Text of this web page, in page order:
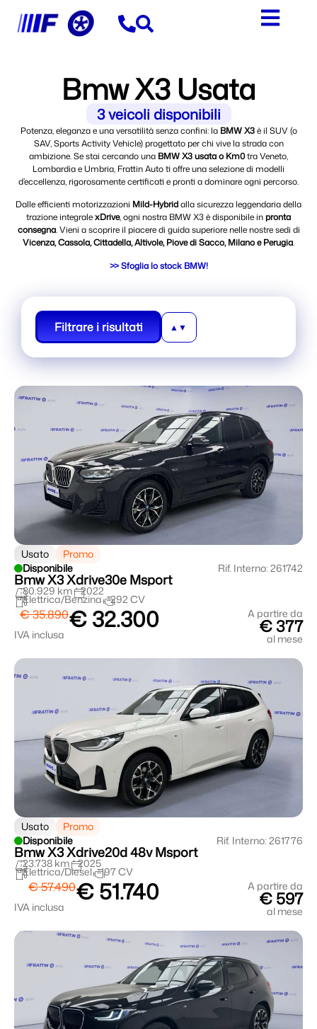
Bmw X3 Usata
3veicoli disponibili
Potenza, eleganza e una versatilità senza confini: la BMW X3è il SUV (o
SAV, Sports Activity Vehicle) progettato per chi vive la strada con
ambizione. Se stai cercando una BMW X3 usata o Km0tra Veneto,
Lombardia e Umbria, Frattin Auto ti offre una selezione di modelli
d’eccellenza, rigorosamente certificati e pronti a dominare ogni percorso.
Dalle efficienti motorizzazioni Mild-Hybridalla sicurezza leggendaria della
trazione integralexDrive, ogni nostra BMW X3 è disponibile inpronta
consegna. Vieni a scoprire il piacere di guida superiore nelle nostre sedi di
Vicenza, Cassola, Cittadella, Altivole, Piove di Sacco, Milano e Perugia.
>> Sfoglia lo stock BMW!
Filtrare i risultati
Usato
Promo
Disponibile
Rif. Interno: 261742
Bmw X3 Xdrive30e Msport
80.929 km 2022
Elettrica/Benzina 292 CV
€ 32.300
€ 35.890
IVA inclusa
A partire da
€ 377
al mese
Usato
Promo
Disponibile
Rif. Interno: 261776
Bmw X3 Xdrive20d 48v Msport
23.738 km 2025
Elettrica/Diesel 197 CV
€ 51.740
€ 57.490
IVA inclusa
A partire da
€ 597
al mese